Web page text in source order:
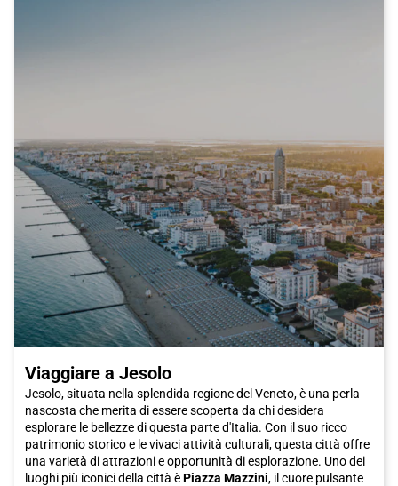
Viaggiare a Jesolo
Jesolo, situata nella splendida regione del Veneto, è una perla
nascosta che merita di essere scoperta da chi desidera
esplorare le bellezze di questa parte d'Italia. Con il suo ricco
patrimonio storico e le vivaci attività culturali, questa città offre
una varietà di attrazioni e opportunità di esplorazione. Uno dei
luoghi più iconici della città èPiazza Mazzini, il cuore pulsante